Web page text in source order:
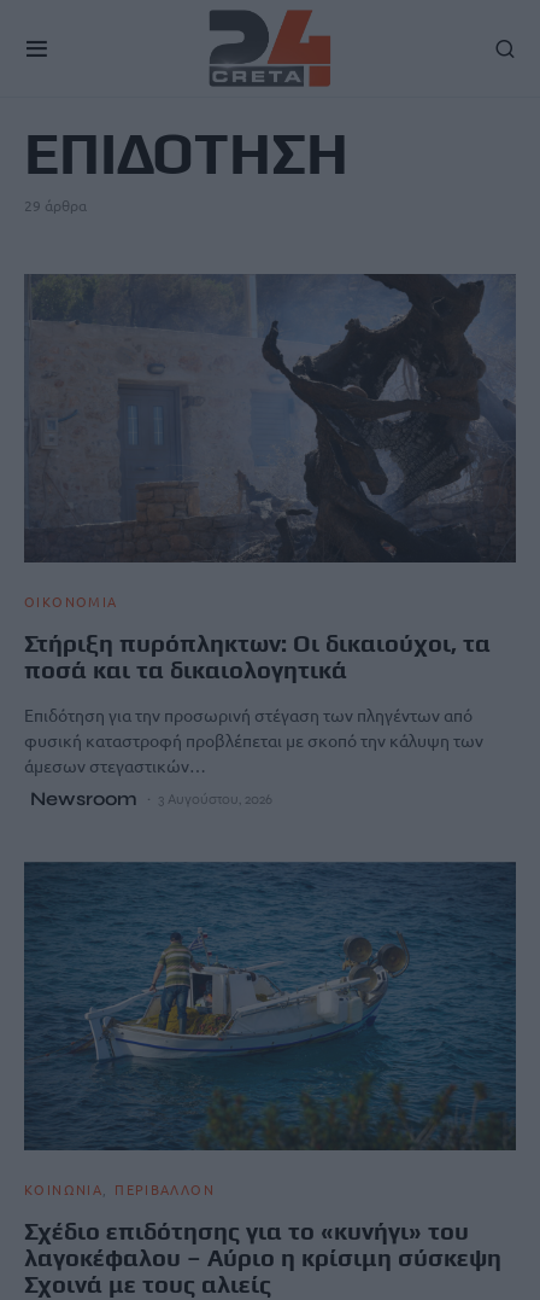
ΕΠΙΔΟΤΗΣΗ
29 άρθρα
ΟΙΚΟΝΟΜΙΑ
Στήριξη πυρόπληκτων: Οι δικαιούχοι, τα
ποσά και τα δικαιολογητικά
Επιδότηση για την προσωρινή στέγαση των πληγέντων από
φυσική καταστροφή προβλέπεται με σκοπό την κάλυψη των
άμεσων στεγαστικών…
Newsroom 3 Αυγούστου, 2026
ΚΟΙΝΩΝΙΑ ΠΕΡΙΒΑΛΛΟΝ
Σχέδιο επιδότησης για το «κυνήγι» του
λαγοκέφαλου – Αύριο η κρίσιμη σύσκεψη
Σχοινά με τους αλιείς